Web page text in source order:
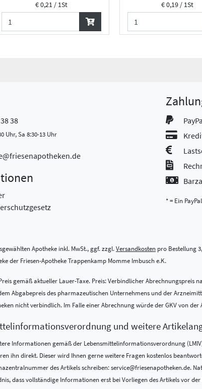
€ 0,21 / 1St € 0,19 / 1St
38
Uhr, Sa 8:30-13 Uhr
* = Ein
Apotheke inkl. MwSt., ggf. zzgl.Versandkosten pro Bestellung
der Friesen-Apotheke Trappenkamp Momme Imbusch e.K.
gemäß aktueller Lauer-Taxe. Preis: Verbindlicher Abrechnungspreis
Abgabepreis des pharmazeutischen Unternehmens und der
nicht verbindlich. Im Falle einer Abrechnung würde der GKV von
und weitere
Informationen gemäß der Lebensmittel­informations­verordnung
ihn direkt. Dieser wird Ihnen gerne weitere Fragen kostenlos
des Artikels schreiben: service@friesenapotheken.de.
dass vollständige Informationen erst bei Vorliegen des Artikels vor